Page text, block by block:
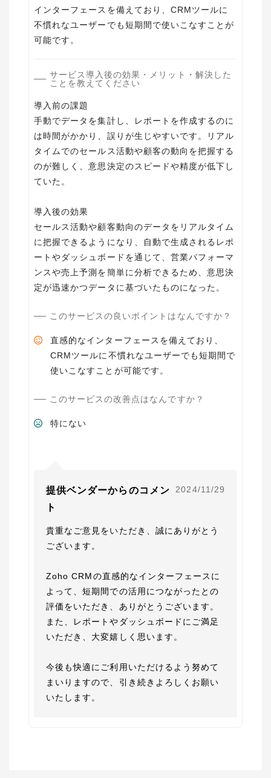
インターフェースを備えており、CRMツールに
不慣れなユーザーでも短期間で使いこなすことが
可能です。
サービス導入後の効果・メリット・解決した
ことを教えてください
導入前の課題
手動でデータを集計し、レポートを作成するのに
は時間がかかり、誤りが生じやすいです。リアル
タイムでのセールス活動や顧客の動向を把握する
のが難しく、意思決定のスピードや精度が低下し
ていた。
導入後の効果
セールス活動や顧客動向のデータをリアルタイム
に把握できるようになり、自動で生成されるレポ
ートやダッシュボードを通じて、営業パフォーマ
ンスや売上予測を簡単に分析できるため、意思決
定が迅速かつデータに基づいたものになった。
このサービスの良いポイントはなんですか？
直感的なインターフェースを備えており、
CRMツールに不慣れなユーザーでも短期間で
使いこなすことが可能です。
このサービスの改善点はなんですか？
特にない
提供ベンダーからのコメン
ト
2024/11/29
貴重なご意見をいただき、誠にありがとう
ございます。
Zoho CRMの直感的なインターフェースに
よって、短期間での活用につながったとの
評価をいただき、ありがとうございます。
また、レポートやダッシュボードにご満足
いただき、大変嬉しく思います。
今後も快適にご利用いただけるよう努めて
まいりますので、引き続きよろしくお願い
いたします。